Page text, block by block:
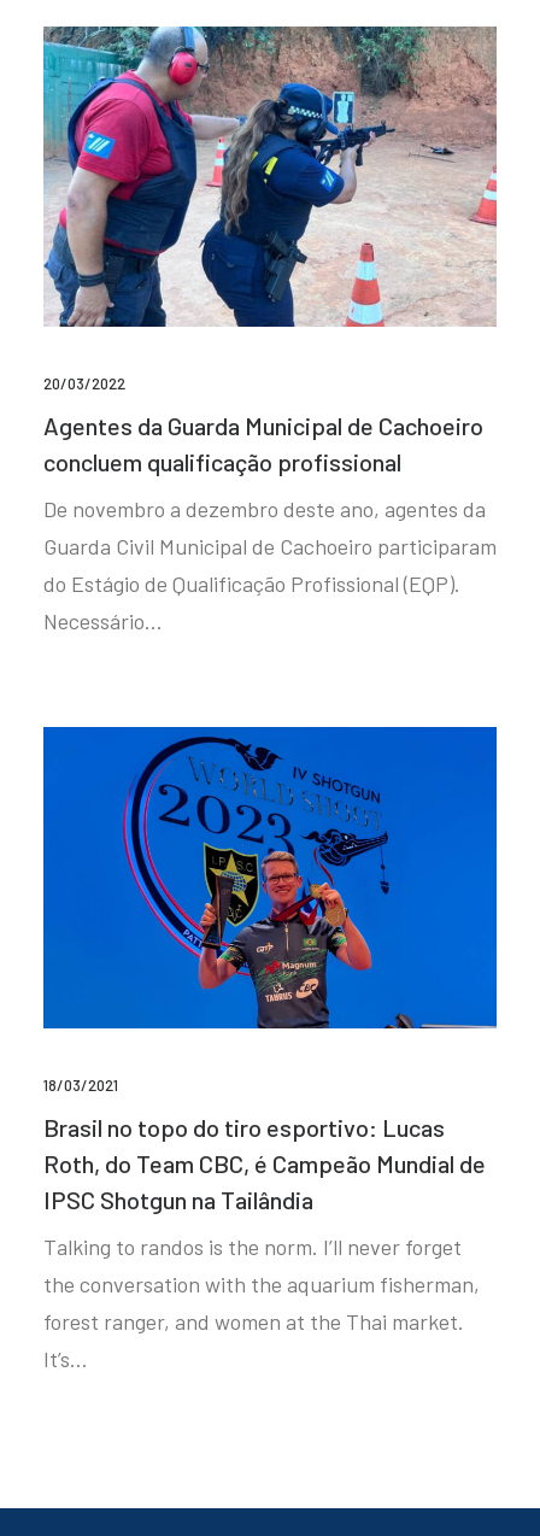
20/03/2022
Agentes da Guarda Municipal de Cachoeiro
concluem qualificação profissional
De novembro a dezembro deste ano, agentes da
Guarda Civil Municipal de Cachoeiro participaram
do Estágio de Qualificação Profissional (EQP).
Necessário…
18/03/2021
Brasil no topo do tiro esportivo: Lucas
Roth, do Team CBC, é Campeão Mundial de
IPSC Shotgun na Tailândia
Talking to randos is the norm. I’ll never forget
the conversation with the aquarium fisherman,
forest ranger, and women at the Thai market.
It’s…